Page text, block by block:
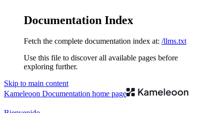
Documentation Index
Fetch the complete documentation index at: /llms.txt
Use this file to discover all available pages before
exploring further.
Skip to main content
Kameleoon Documentation home page